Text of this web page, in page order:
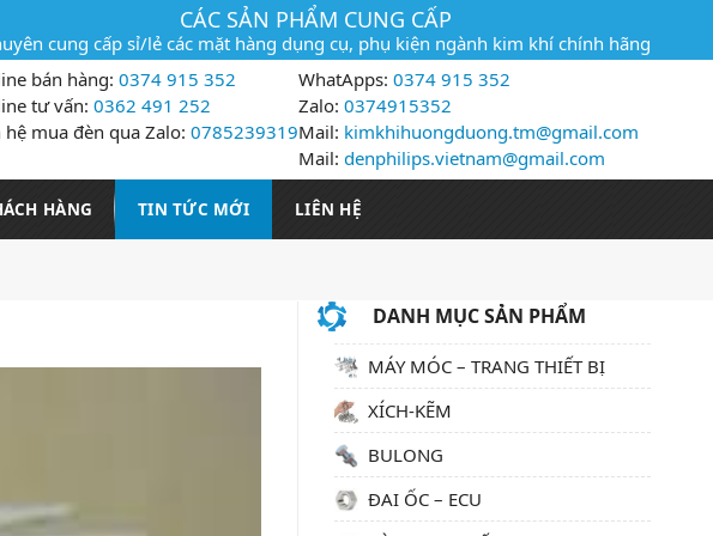
CÁC SẢN PHẨM CUNG CẤP
cung cấp sỉ/lẻ các mặt hàng dụng cụ, phụ kiện ngành kim khí chính hãng
bán hàng: 0374 915 352
tư vấn: 0362 491 252
hệ mua đèn qua Zalo: 0785239319
WhatApps: 0374 915 352
Zalo: 0374915352
Mail: kimkhihuongduong.tm@gmail.com
Mail: denphilips.vietnam@gmail.com
HÀNG TIN TỨC MỚI LIÊN HỆ
DANH MỤC SẢN PHẨM
MÁY MÓC – TRANG THIẾT BỊ
XÍCH-KẼM
BULONG
ĐAI ỐC – ECU